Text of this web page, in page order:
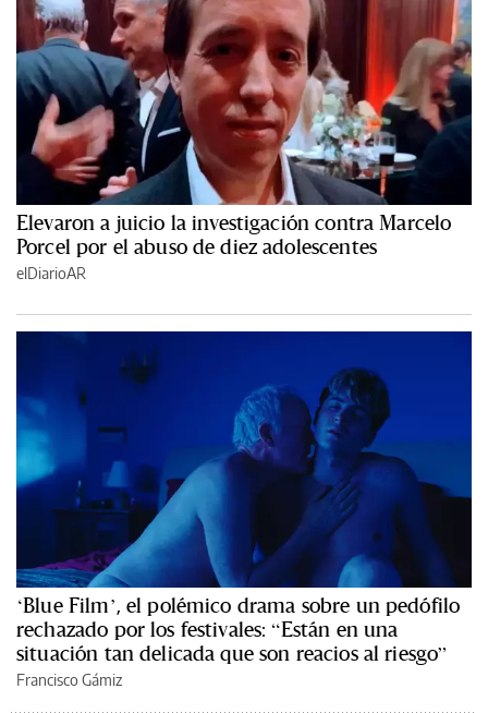
Elevaron a juicio la investigación contra Marcelo
Porcel por el abuso de diez adolescentes
elDiarioAR
‘Blue Film’, el polémico drama sobre un pedófilo
rechazado por los festivales: “Están en una
situación tan delicada que son reacios al riesgo”
Francisco Gámiz